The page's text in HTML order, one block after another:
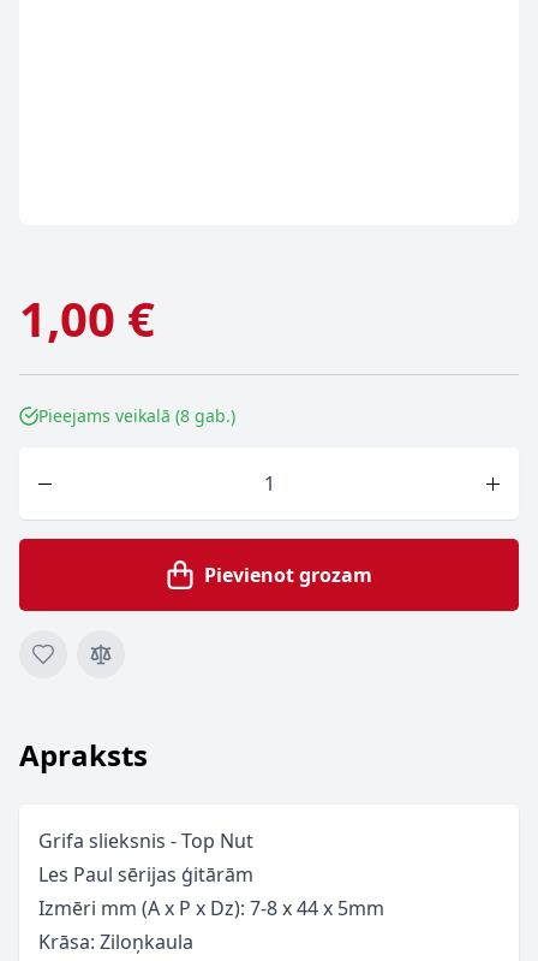
1,00 €
Pieejams veikalā (8 gab.)
Pievienot grozam
Apraksts
Grifa slieksnis - Top Nut
Les Paul sērijas ģitārām
Izmēri mm (A x P x Dz): 7-8 x 44 x 5mm
Krāsa: Ziloņkaula